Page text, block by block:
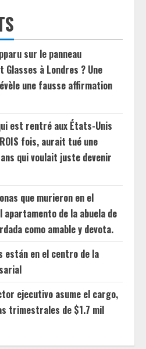
sur le panneau
à Londres ? Une
une fausse affirmation
est rentré aux États-Unis
fois, aurait tué une
qui voulait juste devenir
que murieron en el
apartamento de la abuela de
como amable y devota.
están en el centro de la
ejecutivo asume el cargo,
trimestrales de $1.7 mil